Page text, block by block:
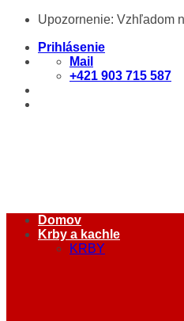
Skip
content
Upozornenie: Vzhľadom
Prihlásenie
Mail
+421 903 715 587
Domov
Krby a kachle
KRBY